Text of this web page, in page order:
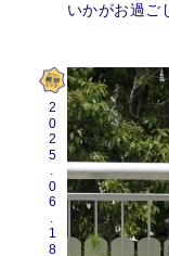
いかがお過ご
2025.06.18